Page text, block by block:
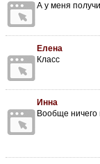
А у меня
Елена
Класс
Инна
Вообще ничего